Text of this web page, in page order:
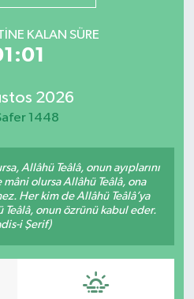
KALAN SÜRE
2026
1448
Allâhü Teâlâ, onun ayıplarını
olursa Allâhü Teâlâ, ona
Her kim de Allâhü Teâlâ’ya
onun özrünü kabul eder.
i Şerif)